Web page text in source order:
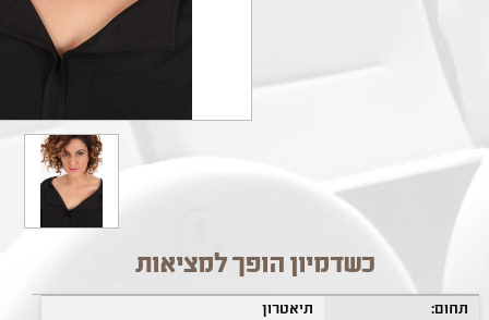
כשדמיון הופך למציאות
תחום:
תיאטרון